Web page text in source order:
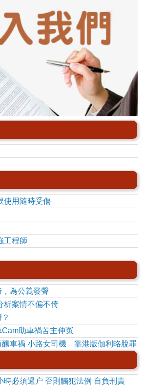
使用隨時受傷
工程師
為公義發聲
析案情不偏不倚
助車禍苦主伸冤
釀車禍 小路女司機 靠港版伽利略脫罪
時必須過户 否則觸犯法例 自負刑責